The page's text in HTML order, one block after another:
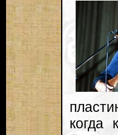
когда